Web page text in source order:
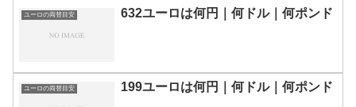
ユーロの両替目安 632ユーロは何円｜何ドル｜何ポンド
ユーロの両替目安 199ユーロは何円｜何ドル｜何ポンド